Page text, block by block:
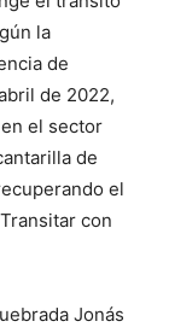
la
de
de 2022,
el sector
de
el
con
Jonás